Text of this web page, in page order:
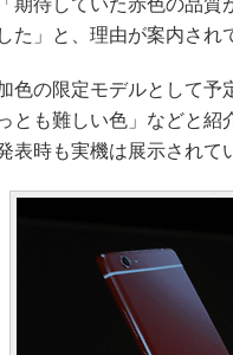
た」と、理由が案内され
色の限定モデルとして予
っとも難しい色」などと
表時も実機は展示されて